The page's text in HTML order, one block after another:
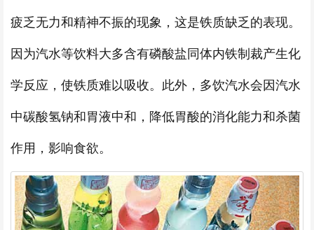
疲乏无力和精神不振的现象，这是铁质缺乏的表现。
因为汽水等饮料大多含有磷酸盐同体内铁制裁产生化
学反应，使铁质难以吸收。此外，多饮汽水会因汽水
中碳酸氢钠和胃液中和，降低胃酸的消化能力和杀菌
作用，影响食欲。